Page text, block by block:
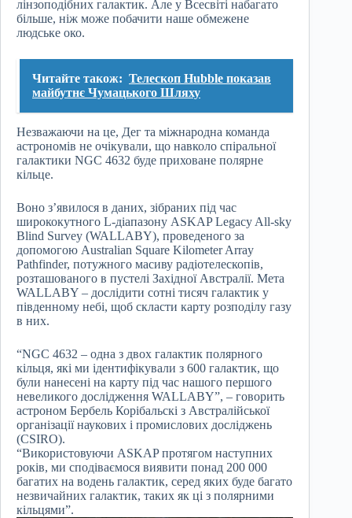
лінзоподібних галактик. Але у Всесвіті набагато
більше, ніж може побачити наше обмежене
людське око.
Читайте також: Телескоп Hubble показав
майбутнє Чумацького Шляху
Незважаючи на це, Дег та міжнародна команда
астрономів не очікували, що навколо спіральної
галактики NGC 4632 буде приховане полярне
кільце.
Воно з’явилося в даних, зібраних під час
ширококутного L-діапазону ASKAP Legacy All-sky
Blind Survey (WALLABY), проведеного за
допомогою Australian Square Kilometer Array
Pathfinder, потужного масиву радіотелескопів,
розташованого в пустелі Західної Австралії. Мета
WALLABY – дослідити сотні тисяч галактик у
південному небі, щоб скласти карту розподілу газу
в них.
“NGC 4632 – одна з двох галактик полярного
кільця, які ми ідентифікували з 600 галактик, що
були нанесені на карту під час нашого першого
невеликого дослідження WALLABY”, – говорить
астроном Бербель Корібальскі з Австралійської
організації наукових і промислових досліджень
(CSIRO).
“Використовуючи ASKAP протягом наступних
років, ми сподіваємося виявити понад 200 000
багатих на водень галактик, серед яких буде багато
незвичайних галактик, таких як ці з полярними
кільцями”.